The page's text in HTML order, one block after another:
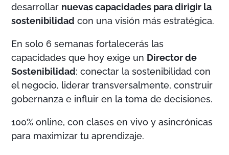
desarrollar nuevas capacidades para dirigir la
sostenibilidad con una visión más estratégica.
En solo 6 semanas fortalecerás las
capacidades que hoy exige un Director de
Sostenibilidad: conectar la sostenibilidad con
el negocio, liderar transversalmente, construir
gobernanza e influir en la toma de decisiones.
100% online, con clases en vivo y asincrónicas
para maximizar tu aprendizaje.